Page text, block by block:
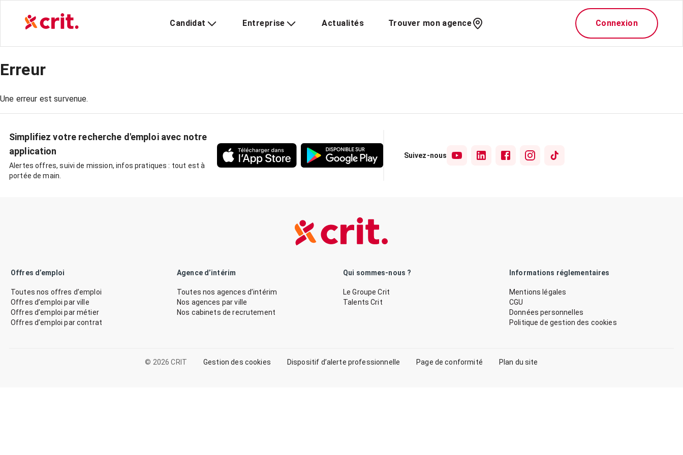
Candidat Entreprise Actualités Trouver mon agence Connexion
Erreur
Une erreur est survenue.
Simplifiez votre recherche d'emploi avec notre
application
Alertes offres, suivi de mission, infos pratiques : tout est à
portée de main.
Suivez-nous
Offres d’emploi
Toutes nos offres d’emploi
Offres d’emploi par ville
Offres d’emploi par métier
Offres d’emploi par contrat
Agence d’intérim
Toutes nos agences d’intérim
Nos agences par ville
Nos cabinets de recrutement
Qui sommes-nous ?
Le Groupe Crit
Talents Crit
Informations réglementaires
Mentions légales
CGU
Données personnelles
Politique de gestion des cookies
© 2026 CRIT Gestion des cookies Dispositif d’alerte professionnelle Page de conformité Plan du site